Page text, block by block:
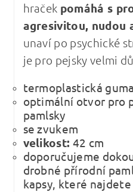
hraček pomáhá s
agresivitou, nudou
unaví po psychické
je pro pejsky velmi
termoplastická
optimální otvor pro
pamlsky
se zvukem
velikost: 42 cm
doporučujeme
drobné přírodní
kapsy, které